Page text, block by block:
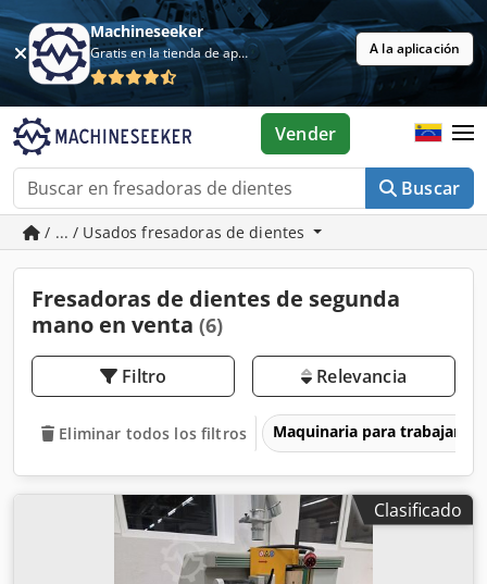
Machineseeker
Gratis en la tienda de aplicaciones A la aplicación
Buscar
Vender
/ ... / Usados fresadoras de dientes
Fresadoras de dientes de segunda
mano en venta (6)
Filtro Relevancia
Eliminar todos los filtros Maquinaria para trabajar la
Clasificado